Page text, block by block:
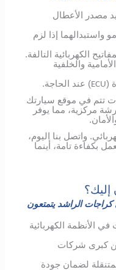
مصدر الأعطال
واستبدالهما إذا لزم
الكهربائية التالفة.
والخلفية
(
ECU) عند الحاجة.
تتم في موقع سيارتك
مركزية، مما يوفر
واتصل بنا اليوم،
بكفاءة تامة، أينما
إليك؟
كراجات الراشد يتمتعون
الأنظمة الكهربائية
كبرى شركات
لضمان جودة